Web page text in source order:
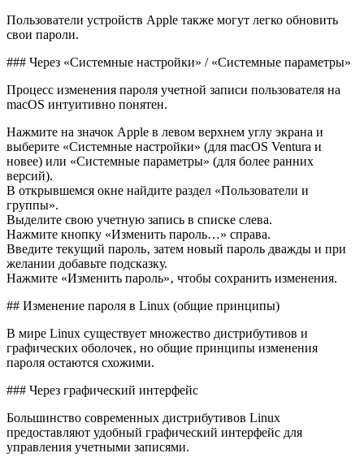
Пользователи устройств Apple также могут легко обновить
свои пароли.
### Через «Системные настройки» / «Системные параметры»
Процесс изменения пароля учетной записи пользователя на
macOS интуитивно понятен.
Нажмите на значок Apple в левом верхнем углу экрана и
выберите «Системные настройки» (для macOS Ventura и
новее) или «Системные параметры» (для более ранних
версий).
В открывшемся окне найдите раздел «Пользователи и
группы».
Выделите свою учетную запись в списке слева.
Нажмите кнопку «Изменить пароль…» справа.
Введите текущий пароль‚ затем новый пароль дважды и при
желании добавьте подсказку.
Нажмите «Изменить пароль»‚ чтобы сохранить изменения.
## Изменение пароля в Linux (общие принципы)
В мире Linux существует множество дистрибутивов и
графических оболочек‚ но общие принципы изменения
пароля остаются схожими.
### Через графический интерфейс
Большинство современных дистрибутивов Linux
предоставляют удобный графический интерфейс для
управления учетными записями.